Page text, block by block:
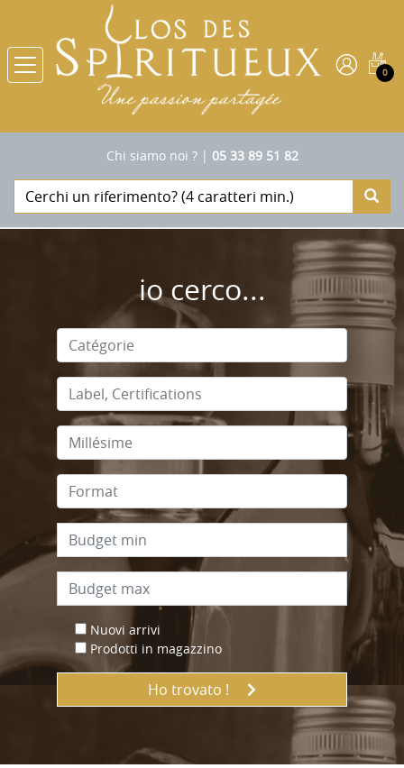
0
Chi siamo noi ?| 05 33 89 51 82
io cerco...
Nuovi arrivi
Prodotti in magazzino
Ho trovato !